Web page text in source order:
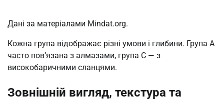
Дані за матеріалами Mindat.org.
Кожна група відображає різні умови і глибини. Група A
часто пов’язана з алмазами, група C — з
високобаричними сланцями.
Зовнішній вигляд, текстура та